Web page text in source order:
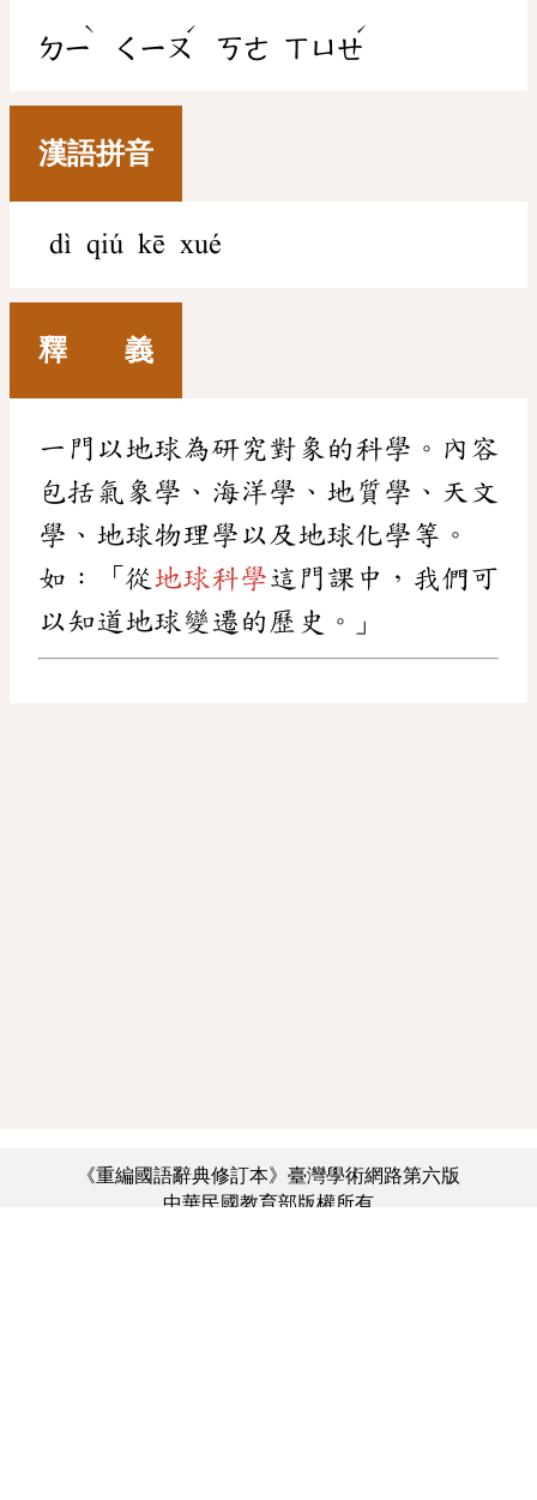
ㄉㄧ
ˋ
ㄑㄧㄡ
ˊ
ㄎㄜ ㄒㄩㄝ
ˊ
漢語拼音
dì qiú kē xué
釋 義
一門以地球為研究對象的科學。內容
包括氣象學、海洋學、地質學、天文
學、地球物理學以及地球化學等。
如：「從 地球科學這門課中，我們可
以知道地球變遷的歷史。」
《重編國語辭典修訂本》臺灣學術網路第六版
中華民國教育部版權所有